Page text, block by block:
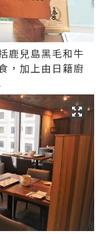
鹿兒島黑毛和牛
，加上由日籍廚